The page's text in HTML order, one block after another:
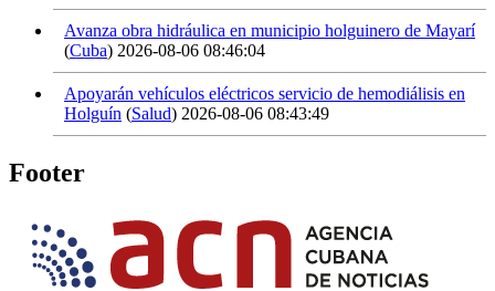
Avanza obra hidráulica en municipio holguinero de Mayarí
(Cuba) 2026-08-06 08:46:04
Apoyarán vehículos eléctricos servicio de hemodiálisis en
Holguín (Salud) 2026-08-06 08:43:49
Footer